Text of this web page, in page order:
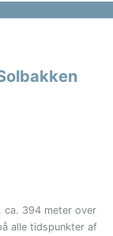
ca. 394 meter over
alle tidspunkter af